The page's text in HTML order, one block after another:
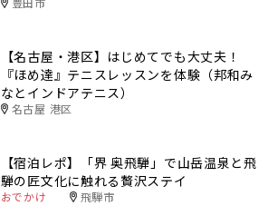
【名古屋・港区】はじめてでも大丈夫！
『ほめ達』テニスレッスンを体験（邦和み
なとインドアテニス）
名古屋 港区
【宿泊レポ】「界 奥飛騨」で山岳温泉と飛
騨の匠文化に触れる贅沢ステイ
おでかけ 飛騨市